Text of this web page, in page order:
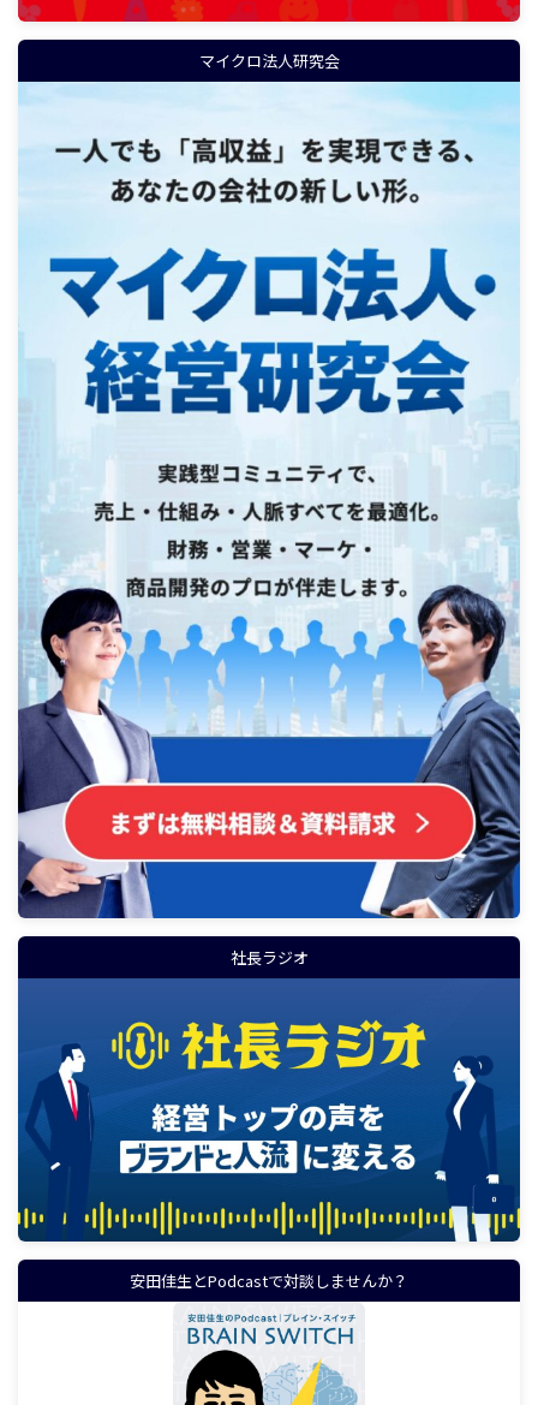
マイクロ法人研究会
社長ラジオ
安田佳生とPodcastで対談しませんか？